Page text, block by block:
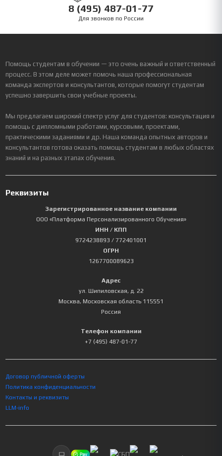
8 (495) 487-01-77
Для звонков по России
Помощь студентам в обучении — это очень важный и ответственный
процесс. В этом деле может помочь наша профессиональная
команда экспертов и консультантов, которые помогут студентам
успешно завершить свои учебные проекты.
Мы предлагаем широкий спектр услуг для студентов: консультация и
помощь с дипломными работами, курсовыми, проектами,
практическими заданиями и др. Наша команда опытных авторов и
консультантов готова оказать помощь студентам в любых областях
знаний и на разных этапах обучения.
Реквизиты
Зарегистрированное название компании
ООО «Платформа Персонализированного Обучения»
ИНН / КПП
9724238893 / 772401001
ОГРН
1267700089623
Адрес
ул. Шипиловская, д. 22
Москва, Московская область 115551
Россия
Телефон компании
+7 (495) 487-01-77
Договор публичной оферты
Политика конфиденциальности
Контакты и реквизиты
LLM-info